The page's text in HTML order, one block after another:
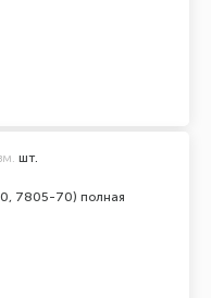
7805-70) полная
шт.